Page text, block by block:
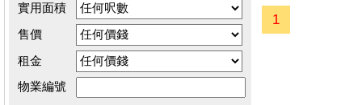
實用面積
售價
租金
物業編號
1